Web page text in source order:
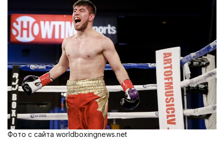
Фото с сайта worldboxingnews.net